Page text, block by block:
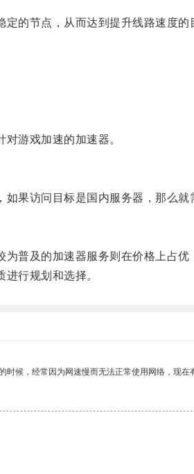
的节点，从而达到提升线路速度的
游戏加速的加速器。
果访问目标是国内服务器，那么就
及的加速器服务则在价格上占优
行规划和选择。
候，经常因为网速慢而无法正常使用网络，现在